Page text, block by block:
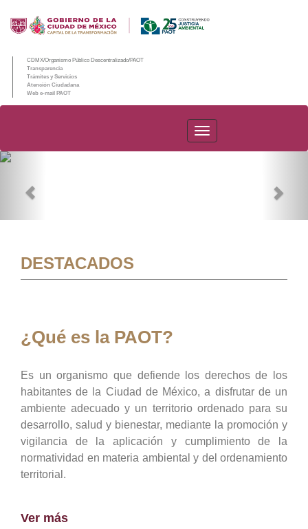
CDMX/Organismo Público Descentralizado/PAOT
Transparencia
Trámites y Servicios
Atención Ciudadana
Web e-mail PAOT
PAOT
DESTACADOS
¿Qué es la PAOT?
Es un organismo que defiende los derechos de los
habitantes de la Ciudad de México, a disfrutar de un
ambiente adecuado y un territorio ordenado para su
desarrollo, salud y bienestar, mediante la promoción y
vigilancia de la aplicación y cumplimiento de la
normatividad en materia ambiental y del ordenamiento
territorial.
Ver más